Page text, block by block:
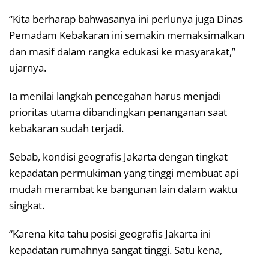
“Kita berharap bahwasanya ini perlunya juga Dinas
Pemadam Kebakaran ini semakin memaksimalkan
dan masif dalam rangka edukasi ke masyarakat,”
ujarnya.
Ia menilai langkah pencegahan harus menjadi
prioritas utama dibandingkan penanganan saat
kebakaran sudah terjadi.
Sebab, kondisi geografis Jakarta dengan tingkat
kepadatan permukiman yang tinggi membuat api
mudah merambat ke bangunan lain dalam waktu
singkat.
“Karena kita tahu posisi geografis Jakarta ini
kepadatan rumahnya sangat tinggi. Satu kena,